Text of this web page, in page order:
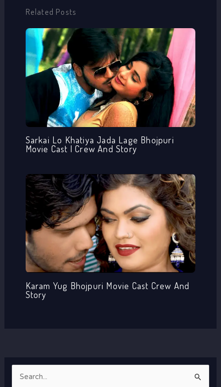
Related Posts
Sarkai Lo Khatiya Jada Lage Bhojpuri
Movie Cast | Crew And Story
Karam Yug Bhojpuri Movie Cast Crew And
Story